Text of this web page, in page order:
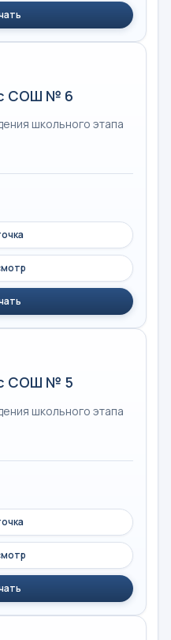
СОШ № 6
школьного этапа
СОШ № 5
школьного этапа